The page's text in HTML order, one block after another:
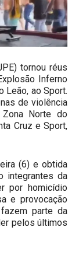
tornou réus
Inferno
Leão, ao Sport.
de violência
Norte do
Cruz e Sport,
(6) e obtida
integrantes da
por homicídio
e provocação
parte da
pelos últimos